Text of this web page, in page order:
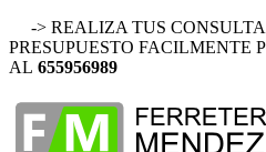
-> REALIZA TUS
PRESUPUESTO FACILMENTE
AL 655956989